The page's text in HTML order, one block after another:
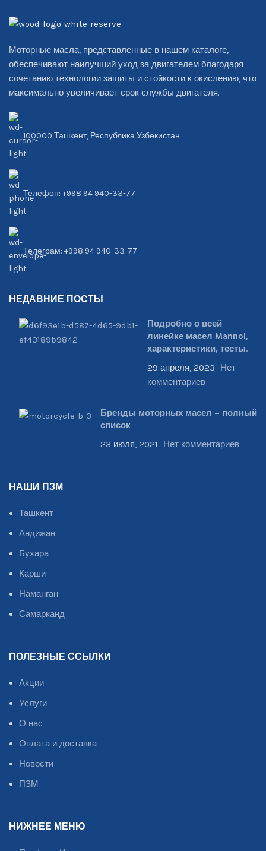
Моторные масла, представленные в нашем каталоге,
обеспечивают наилучший уход за двигателем благодаря
сочетанию технологии защиты и стойкости к окислению, что
максимально увеличивает срок службы двигателя.
100000 Ташкент, Республика Узбекистан
Телефон: +998 94 940-33-77
Телеграм: +998 94 940-33-77
НЕДАВНИЕ ПОСТЫ
Подробно о всей
линейке масел Mannol,
характеристики, тесты.
29 апреля, 2023
Нет
комментариев
Бренды моторных масел – полный
список
23 июля, 2021 Нет комментариев
НАШИ ПЗМ
Ташкент
Андижан
Бухара
Карши
Наманган
Самарканд
ПОЛЕЗНЫЕ ССЫЛКИ
Акции
Услуги
О нас
Оплата и доставка
Новости
ПЗМ
НИЖНЕЕ МЕНЮ